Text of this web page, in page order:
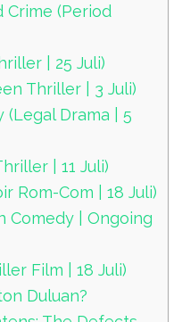
Crime (Period
| 25 Juli)
Thriller | 3 Juli)
(Legal Drama | 5
| 11 Juli)
Rom-Com | 18 Juli)
Comedy | Ongoing
Film | 18 Juli)
Duluan?